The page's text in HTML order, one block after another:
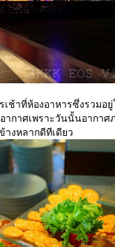
ช้าที่ห้องอาหารซึ่งรวมอ
ากาศเพราะวันนั้นอากา
งหลากดีทีเดียว